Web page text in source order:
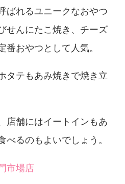
ばれるユニークなおやつ
せんにたこ焼き、チーズ
おやつとして人気。
タテもあみ焼きで焼き立
店舗にはイートインもあ
べるのもよいでしょう。
市場店